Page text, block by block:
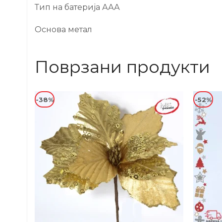
Тип на батерија ААА
Основа метал
Поврзани продукти
-38% -52%